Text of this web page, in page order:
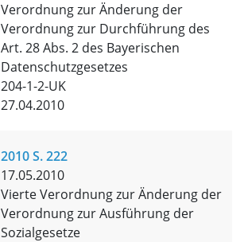
Verordnung zur Änderung der
Verordnung zur Durchführung des
Art. 28 Abs. 2 des Bayerischen
Datenschutzgesetzes
204-1-2-UK
27.04.2010
2010 S. 222
17.05.2010
Vierte Verordnung zur Änderung der
Verordnung zur Ausführung der
Sozialgesetze